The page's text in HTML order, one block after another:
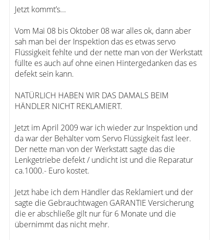
Jetzt kommt’s...
Vom Mai 08 bis Oktober 08 war alles ok, dann aber
sah man bei der Inspektion das es etwas servo
Flüssigkeit fehlte und der nette man von der Werkstatt
füllte es auch auf ohne einen Hintergedanken das es
defekt sein kann.
NATÜRLICH HABEN WIR DAS DAMALS BEIM
HÄNDLER NICHT REKLAMIERT.
Jetzt im April 2009 war ich wieder zur Inspektion und
da war der Behälter vom Servo Flüssigkeit fast leer.
Der nette man von der Werkstatt sagte das die
Lenkgetriebe defekt / undicht ist und die Reparatur
ca.1000.- Euro kostet.
Jetzt habe ich dem Händler das Reklamiert und der
sagte die Gebrauchtwagen GARANTIE Versicherung
die er abschließe gilt nur für 6 Monate und die
übernimmt das nicht mehr.